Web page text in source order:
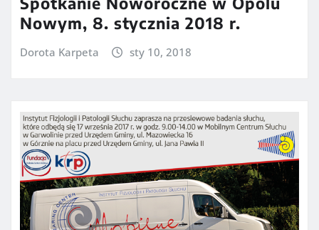
Nowym, 8. stycznia 2018 r.
Dorota Karpeta sty 10, 2018